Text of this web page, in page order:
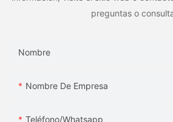
preguntas o
Nombre
Nombre De Empresa
Teléfono/whatsapp